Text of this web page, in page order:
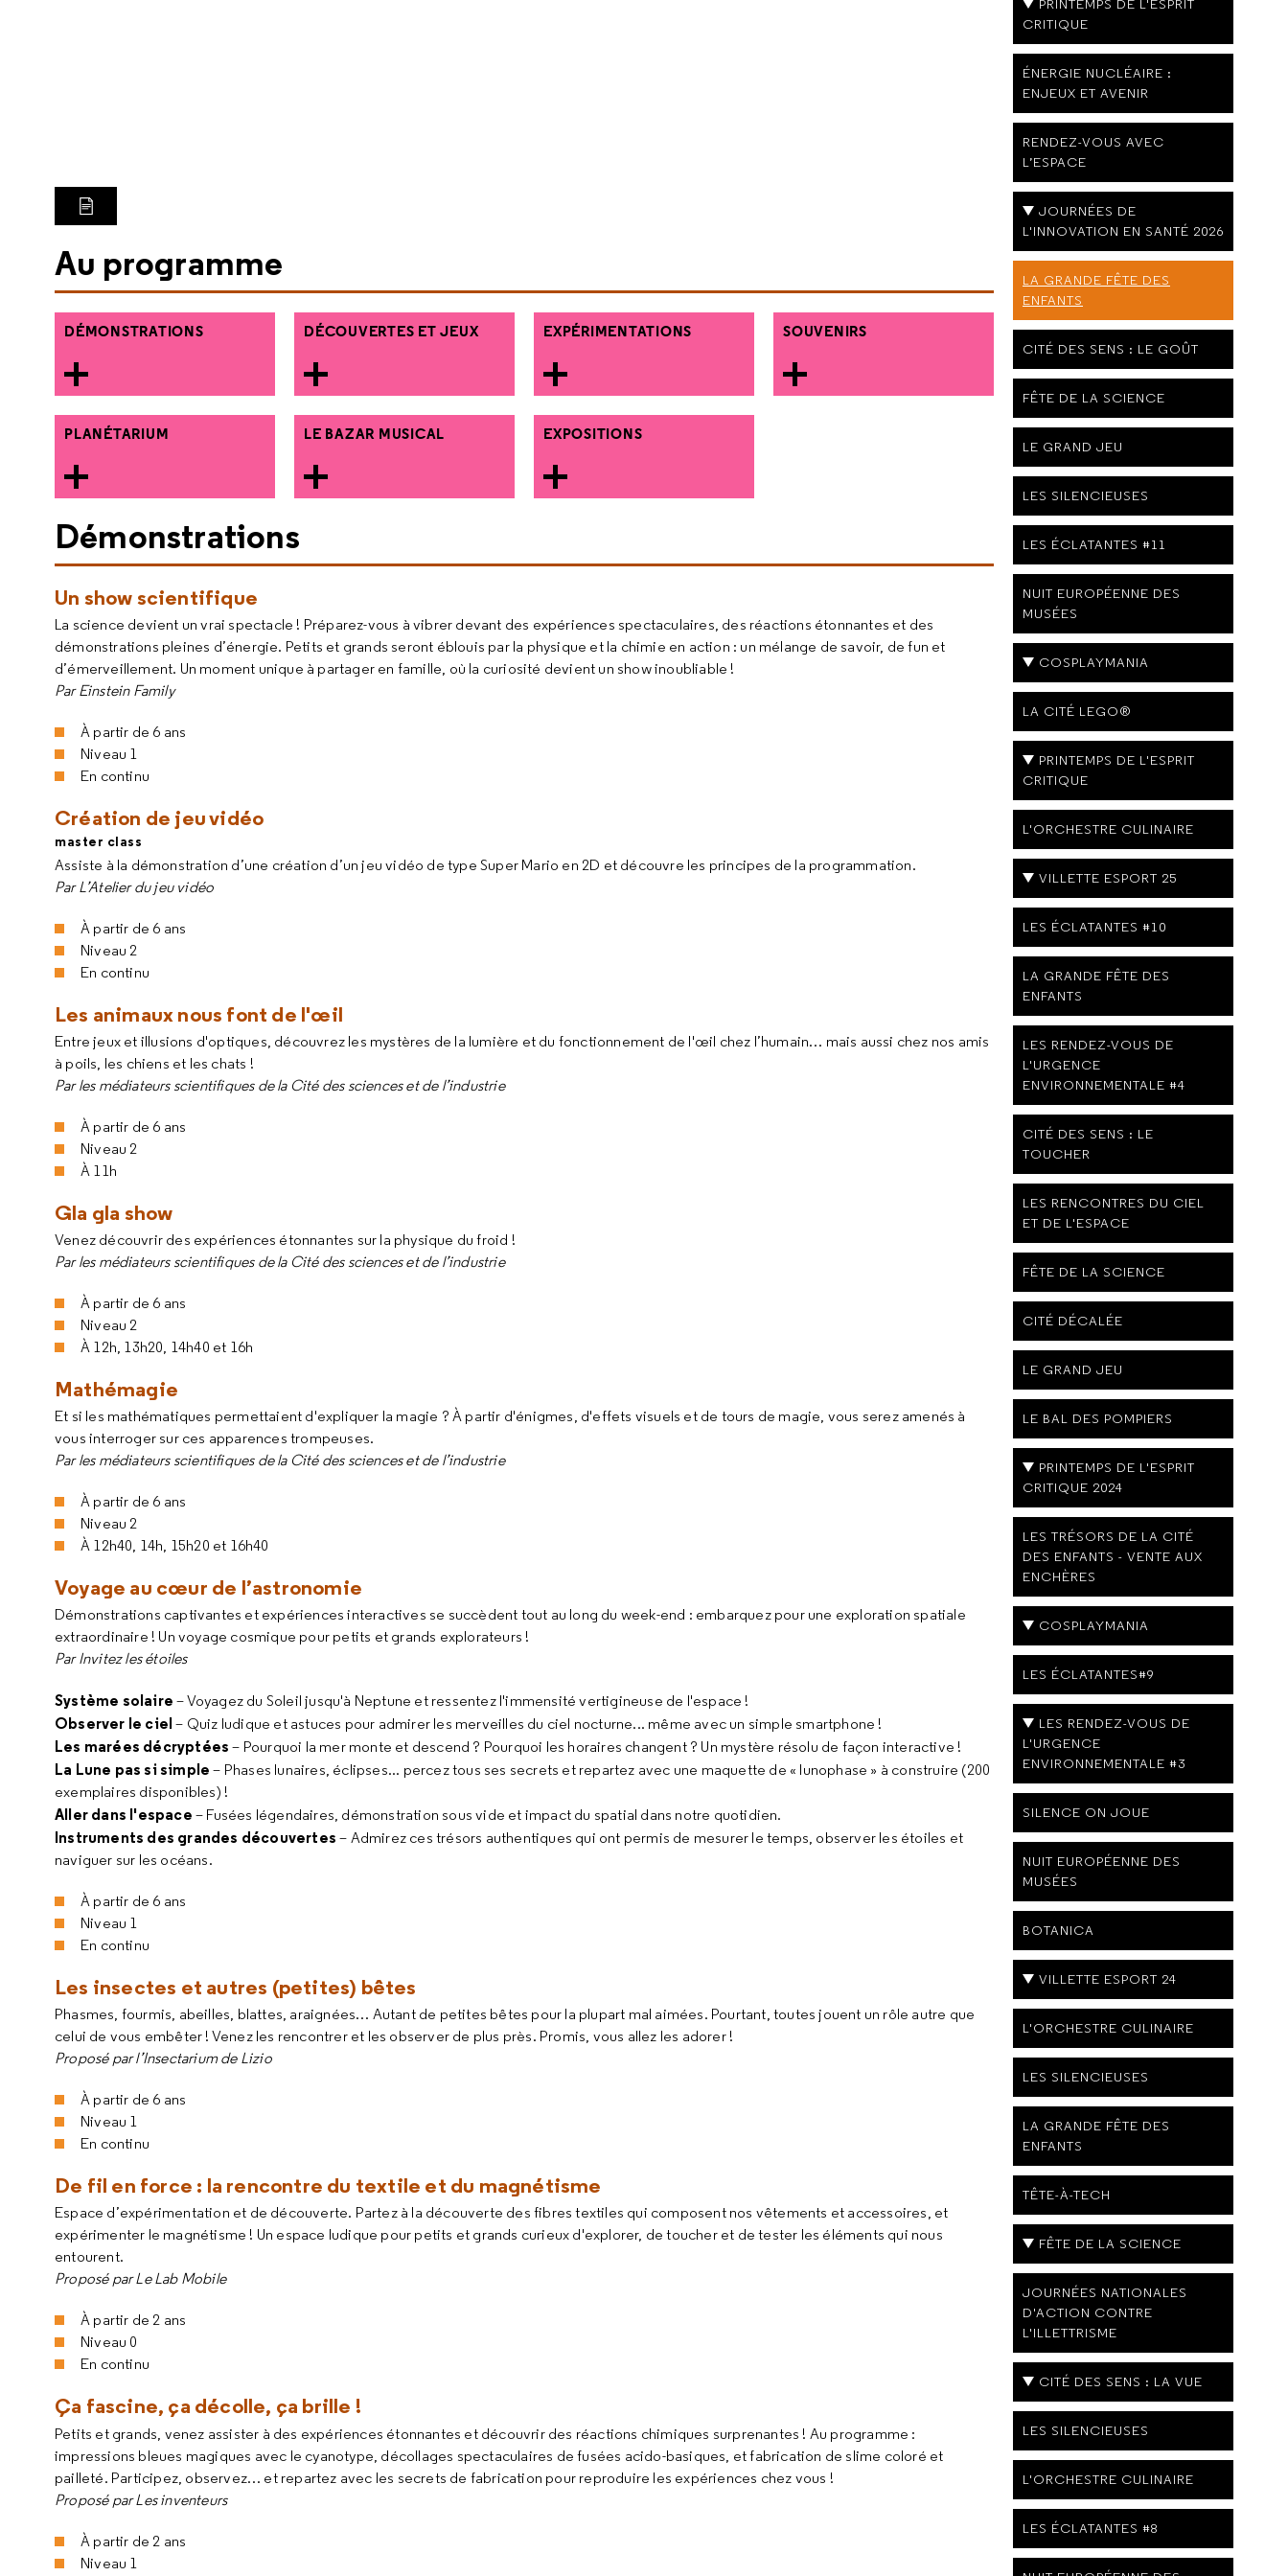
LIRE LA TRANSCRIPTION
Au programme
DÉMONSTRATIONS DÉCOUVERTES ET JEUX EXPÉRIMENTATIONS SOUVENIRS
PLANÉTARIUM LE BAZAR MUSICAL EXPOSITIONS
Démonstrations
Un show scientifique
La science devient un vrai spectacle ! Préparez-vous à vibrer devant des expériences spectaculaires, des réactions étonnantes et des
démonstrations pleines d’énergie. Petits et grands seront éblouis par la physique et la chimie en action : un mélange de savoir, de fun et
d’émerveillement. Un moment unique à partager en famille, où la curiosité devient un show inoubliable !
Par Einstein Family
À partir de 6 ans
Niveau 1
En continu
Création de jeu vidéo
master class
Assiste à la démonstration d’une création d’un jeu vidéo de type Super Mario en 2D et découvre les principes de la programmation.
Par L’Atelier du jeu vidéo
À partir de 6 ans
Niveau 2
En continu
Les animaux nous font de l'œil
Entre jeux et illusions d'optiques, découvrez les mystères de la lumière et du fonctionnement de l'œil chez l’humain… mais aussi chez nos amis
à poils, les chiens et les chats !
Par les médiateurs scientifiques de la Cité des sciences et de l’industrie
À partir de 6 ans
Niveau 2
À 11h
Gla gla show
Venez découvrir des expériences étonnantes sur la physique du froid !
Par les médiateurs scientifiques de la Cité des sciences et de l’industrie
À partir de 6 ans
Niveau 2
À 12h, 13h20, 14h40 et 16h
Mathémagie
Et si les mathématiques permettaient d'expliquer la magie ? À partir d'énigmes, d'effets visuels et de tours de magie, vous serez amenés à
vous interroger sur ces apparences trompeuses.
Par les médiateurs scientifiques de la Cité des sciences et de l’industrie
À partir de 6 ans
Niveau 2
À 12h40, 14h, 15h20 et 16h40
Voyage au cœur de l’astronomie
Démonstrations captivantes et expériences interactives se succèdent tout au long du week-end : embarquez pour une exploration spatiale
extraordinaire ! Un voyage cosmique pour petits et grands explorateurs !
Par Invitez les étoiles
Système solaire – Voyagez du Soleil jusqu'à Neptune et ressentez l'immensité vertigineuse de l'espace !
Observer le ciel– Quiz ludique et astuces pour admirer les merveilles du ciel nocturne... même avec un simple smartphone !
Les marées décryptées – Pourquoi la mer monte et descend ? Pourquoi les horaires changent ? Un mystère résolu de façon interactive !
La Lune pas si simple – Phases lunaires, éclipses... percez tous ses secrets et repartez avec une maquette de « lunophase » à construire (200
exemplaires disponibles) !
Aller dans l'espace – Fusées légendaires, démonstration sous vide et impact du spatial dans notre quotidien.
Instruments des grandes découvertes – Admirez ces trésors authentiques qui ont permis de mesurer le temps, observer les étoiles et
naviguer sur les océans.
À partir de 6 ans
Niveau 1
En continu
Les insectes et autres (petites) bêtes
Phasmes, fourmis, abeilles, blattes, araignées… Autant de petites bêtes pour la plupart mal aimées. Pourtant, toutes jouent un rôle autre que
celui de vous embêter ! Venez les rencontrer et les observer de plus près. Promis, vous allez les adorer !
Proposé par l’Insectarium de Lizio
À partir de 6 ans
Niveau 1
En continu
De fil en force : la rencontre du textile et du magnétisme
Espace d’expérimentation et de découverte. Partez à la découverte des fibres textiles qui composent nos vêtements et accessoires, et
expérimenter le magnétisme ! Un espace ludique pour petits et grands curieux d'explorer, de toucher et de tester les éléments qui nous
entourent.
Proposé par Le Lab Mobile
À partir de 2 ans
Niveau 0
En continu
Ça fascine, ça décolle, ça brille !
Petits et grands, venez assister à des expériences étonnantes et découvrir des réactions chimiques surprenantes ! Au programme :
impressions bleues magiques avec le cyanotype, décollages spectaculaires de fusées acido-basiques, et fabrication de slime coloré et
pailleté. Participez, observez… et repartez avec les secrets de fabrication pour reproduire les expériences chez vous !
Proposé par Les inventeurs
À partir de 2 ans
Niveau 1
PRINTEMPS DE L'ESPRIT
CRITIQUE
ÉNERGIE NUCLÉAIRE :
ENJEUX ET AVENIR
RENDEZ-VOUS AVEC
L’ESPACE
JOURNÉES DE
L'INNOVATION EN SANTÉ 2026
LA GRANDE FÊTE DES
ENFANTS
CITÉ DES SENS : LE GOÛT
FÊTE DE LA SCIENCE
LE GRAND JEU
LES SILENCIEUSES
LES ÉCLATANTES #11
NUIT EUROPÉENNE DES
MUSÉES
COSPLAYMANIA
LA CITÉ LEGO®
PRINTEMPS DE L'ESPRIT
CRITIQUE
L'ORCHESTRE CULINAIRE
VILLETTE ESPORT 25
LES ÉCLATANTES #10
LA GRANDE FÊTE DES
ENFANTS
LES RENDEZ-VOUS DE
L'URGENCE
ENVIRONNEMENTALE #4
CITÉ DES SENS : LE
TOUCHER
LES RENCONTRES DU CIEL
ET DE L'ESPACE
FÊTE DE LA SCIENCE
CITÉ DÉCALÉE
LE GRAND JEU
LE BAL DES POMPIERS
PRINTEMPS DE L'ESPRIT
CRITIQUE 2024
LES TRÉSORS DE LA CITÉ
DES ENFANTS - VENTE AUX
ENCHÈRES
COSPLAYMANIA
LES ÉCLATANTES#9
LES RENDEZ-VOUS DE
L'URGENCE
ENVIRONNEMENTALE #3
SILENCE ON JOUE
NUIT EUROPÉENNE DES
MUSÉES
BOTANICA
VILLETTE ESPORT 24
L'ORCHESTRE CULINAIRE
LES SILENCIEUSES
LA GRANDE FÊTE DES
ENFANTS
TÊTE-À-TECH
FÊTE DE LA SCIENCE
JOURNÉES NATIONALES
D'ACTION CONTRE
L'ILLETTRISME
CITÉ DES SENS : LA VUE
LES SILENCIEUSES
L'ORCHESTRE CULINAIRE
LES ÉCLATANTES #8